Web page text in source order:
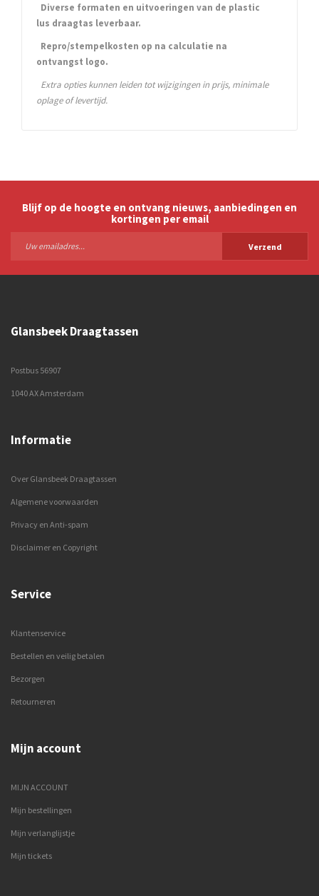
Diverse formaten en uitvoeringen van de plastic
lus draagtas leverbaar.
Repro/stempelkosten op na calculatie na
ontvangst logo.
Extra opties kunnen leiden tot wijzigingen in prijs, minimale
oplage of levertijd.
Blijf op de hoogte en ontvang nieuws, aanbiedingen en
kortingen per email
Verzend
Glansbeek Draagtassen
Postbus 56907
1040 AX Amsterdam
Informatie
Over Glansbeek Draagtassen
Algemene voorwaarden
Privacy en Anti-spam
Disclaimer en Copyright
Service
Klantenservice
Bestellen en veilig betalen
Bezorgen
Retourneren
Mijn account
MIJN ACCOUNT
Mijn bestellingen
Mijn verlanglijstje
Mijn tickets